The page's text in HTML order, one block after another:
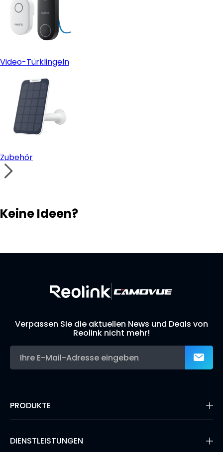
Video-Türklingeln
Zubehör
Keine Ideen?
Verpassen Sie die aktuellen News und Deals von
Reolink nicht mehr!
PRODUKTE
Kabellose IP-Kameras
DIENSTLEISTUNGEN